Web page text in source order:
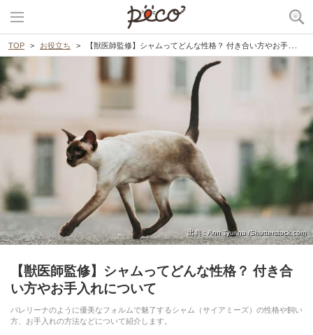
TOP お役立ち 【獣医師監修】シャムってどんな性格？ 付き合い方やお手入れについて
出典 : Ann Tyurina /Shutterstock.com
【獣医師監修】シャムってどんな性格？ 付き合
い方やお手入れについて
バレリーナのように優美なフォルムで魅了するシャム（サイアミーズ）の性格や飼い
方、お手入れの方法などについて紹介します。